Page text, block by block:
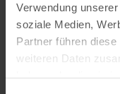
Verwendung
soziale Medien,
Partner führen
weiteren Daten